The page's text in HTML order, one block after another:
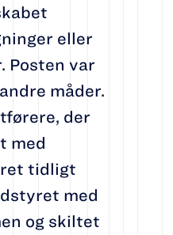
eller
Posten var
måder.
der
med
tidligt
med
og skiltet